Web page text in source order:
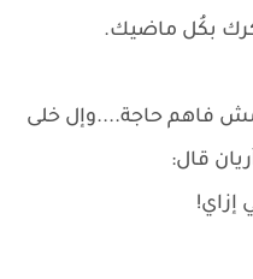
بكُل ماضيك.
فاهم حاجة....وإل خلى
قال:
إزاي!